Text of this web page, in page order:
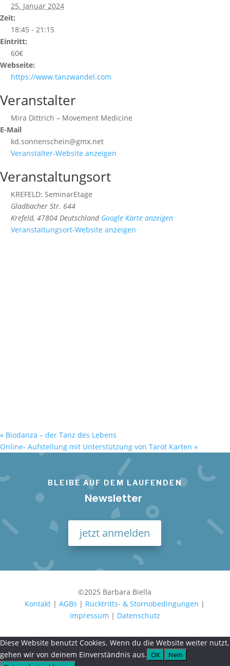
25. Januar 2024
Zeit:
18:45 - 21:15
Eintritt:
60€
Webseite:
https://www.tanzwandel.com
Veranstalter
Mira Dittrich – Movement Medicine
E-Mail
kd.sonnenschein@gmx.net
Veranstalter-Website anzeigen
Veranstaltungsort
KREFELD: SeminarEtage
Gladbacher Str. 644
Krefeld, 47804 Deutschland Google Karte anzeigen
Veranstaltungsort-Website anzeigen
« Biodanza – der Tanz des Lebens
Online- Aufstellung mit Unterstützung von Tarot Karten »
BLEIBE AUF DEM LAUFENDEN
Newsletter
jetzt anmelden
©2025 Barbara Biella
Kontakt |AGBs | Rücktritts- & Stornobedingungen |
Impressum | Datenschutz
Diese Website benutzt Cookies. Wenn du die Website weiter nutzt,
gehen wir von deinem Einverständnis aus. OK
Nein